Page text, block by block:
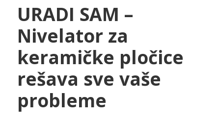
URADI SAM –
Nivelator za
keramičke pločice
rešava sve vaše
probleme